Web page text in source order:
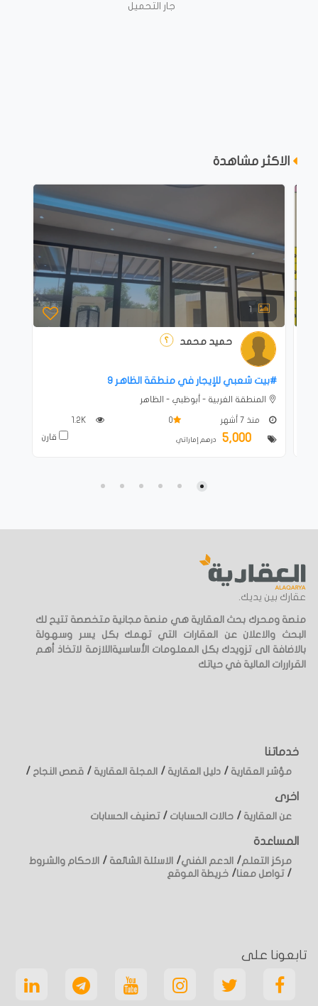
جار التحميل
الاكثر مشاهدة
1
حميد محمد
#بيت شعبي للإيجار في منطقة الظاهر 9
المنطقة الغربية - أبوظبي - الظاهر
منذ 7 أشهر 0
5,000 درهم إماراتي قارن
عقارك بين يديك.
منصة ومحرك بحث العقارية هي منصة مجانية متخصصة تتيح لك
البحث والاعلان عن العقارات التي تهمك بكل يسر وسهولة
بالاضافة الى تزويدك بكل المعلومات الأساسيةاللازمة لاتخاذ أهم
القراررات المالية في حياتك
خدماتنا
مؤشر العقارية / دليل العقارية / المجلة العقارية / قصص النجاح /
اخرى
عن العقارية / حالات الحسابات /تصنيف الحسابات
المساعدة
مركز التعلم/ الدعم الفني/ الاسئلة الشائعة / الاحكام والشروط
/تواصل معنا/ خريطة الموقع
تابعونا على